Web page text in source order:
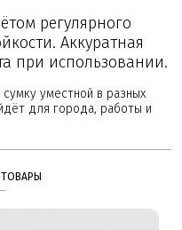
регулярного
Аккуратная
при использовании.
уместной в разных
для города, работы и